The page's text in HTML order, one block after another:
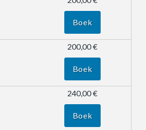
Boek
200,00 €
Boek
240,00 €
Boek